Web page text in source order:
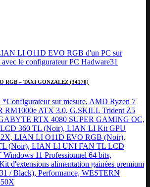
RGB – TAXI GONZALEZ (34170)
sur mesure, AMD Ryzen 7
RM1000e ATX 3.0, G.SKILL Trident Z5
RTX 4080 SUPER GAMING OC,
360 TL (Noir), LIAN LI Kit GPU
LIAN LI O11D EVO RGB (Noir),
(Noir), LIAN LI UNI FAN TL LCD
11 Professionnel 64 bits,
d'extensions alimentation gainées premium
/ Black), Performance, WESTERN